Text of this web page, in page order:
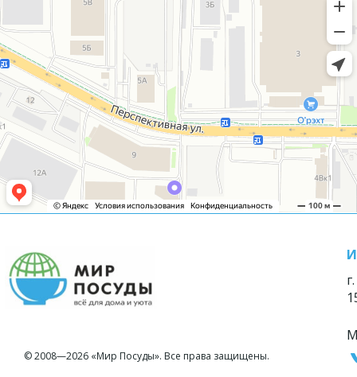
© 2008—2026 «Мир Посуды». Все права защищены.